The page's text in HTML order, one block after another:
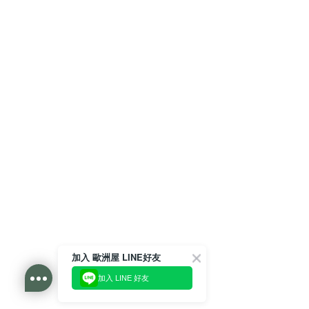
加入 歐洲屋 LINE好友
加入 LINE 好友